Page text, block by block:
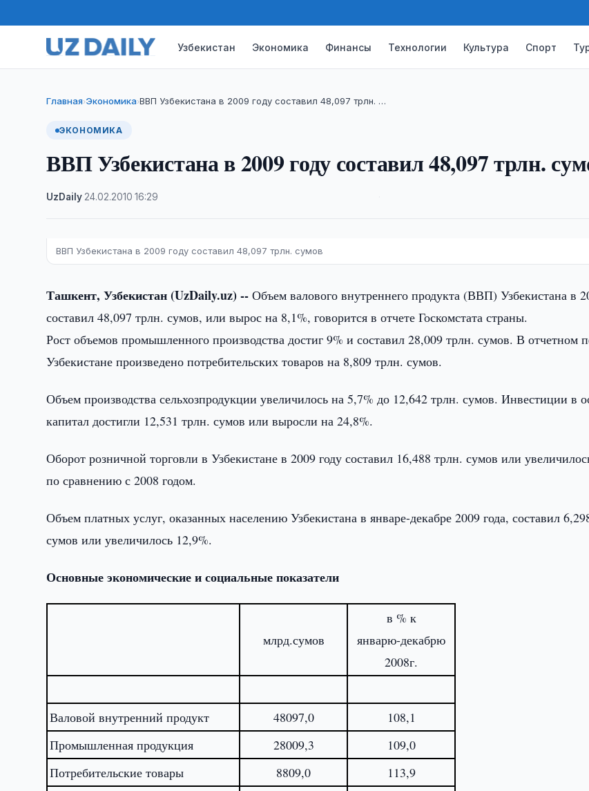
Узбекистан Экономика Финансы Технологии Культура Спорт
Главная›Экономика›ВВП Узбекистана в 2009 году составил 48,097 трлн. …
ЭКОНОМИКА
ВВП Узбекистана в 2009 году составил 48,097 трлн.
UzDaily 24.02.2010 ·16:29
ВВП Узбекистана в 2009 году составил 48,097 трлн. сумов
Ташкент, Узбекистан (UzDaily.uz) -- Объем валового внутреннего продукта (ВВП) Узбекистана в
составил 48,097 трлн. сумов, или вырос на 8,1%, говорится в отчете Госкомстата страны.
Рост объемов промышленного производства достиг 9% и составил 28,009 трлн. сумов. В отчетном
Узбекистане произведено потребительских товаров на 8,809 трлн. сумов.
Объем производства сельхозпродукции увеличилось на 5,7% до 12,642 трлн. сумов. Инвестиции в
капитал достигли 12,531 трлн. сумов или выросли на 24,8%.
Оборот розничной торговли в Узбекистане в 2009 году составил 16,488 трлн. сумов или
по сравнению с 2008 годом.
Объем платных услуг, оказанных населению Узбекистана в январе-декабре 2009 года, составил
сумов или увеличилось 12,9%.
Основные экономические и социальные показатели
млрд.сумов
в % к
январю-декабрю
2008г.
Валовой внутренний продукт 48097,0
108,1
Промышленная продукция
28009,3
109,0
Потребительские товары
8809,0
113,9